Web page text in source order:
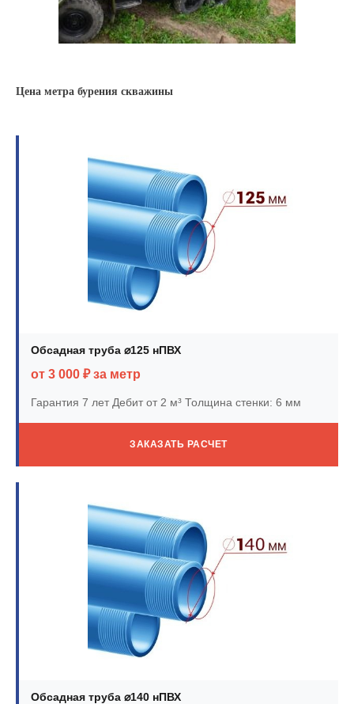
Цена метра бурения скважины
Обсадная труба ⌀125 нПВХ
от 3 000 ₽ за метр
Гарантия 7 летДебит от 2 м³ Толщина стенки: 6 мм
ЗАКАЗАТЬ РАСЧЕТ
Обсадная труба ⌀140 нПВХ